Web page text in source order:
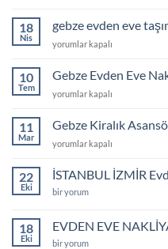
3+1
memnuniyet
için
18
Nis
gebze evden eve
gebze
eve
taşımacılık
için
yorumlar kapalı
10
Tem
Gebze Evden Eve
Gebze
Eve
Nakliyat
Fiyatları
yorumlar kapalı
11
Mar
Gebze Kiralık
Gebze
Asansör
için
yorumlar kapalı
22
Eki
İSTANBUL İZMİR
İSTANBUL
Eve
Nakliyat
Fiyatları
bir yorum
18
Eki
EVDEN EVE
EVDEN
bir yorum